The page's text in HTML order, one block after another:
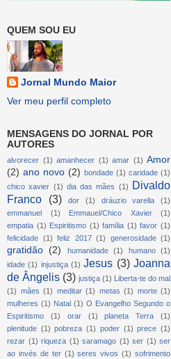
QUEM SOU EU
Jornal Mundo Maior
Ver meu perfil completo
MENSAGENS DO JORNAL POR
AUTORES
alvorecer (1) amanhecer (1) amar (1) Amor
(2) ano novo (2) bondade (1) caridade (1)
chico xavier (1) dia das mães (1) Divaldo
Franco
(3) dor (1) dráuzio varella
(1)
emmanuel
(1) Emmauel/Chico Xavier
(1)
empatia (1) Espiritismo (1) família (1) favor (1)
felicidade (1) feliz 2017 (1) generosidade (1)
gratidão (2) humanidade (1) humano
(1)
idade (1) injustiça (1) Jesus (3) Joanna
de Ângelis (3) justiça (1)
Liberta-te do mal
(1) mães (1) meditar (1) metas (1) morte (1)
mulheres (1) Natal (1) O Evangelho Segundo o
Espiritismo
(1) orar (1) planeta Terra
(1)
plenitude (1) pobreza (1) poder (1) prece (1)
rezar (1) riqueza (1) saramago (1) ser (1) ser
ao invés de ter (1) seres vivos (1) sofrimento